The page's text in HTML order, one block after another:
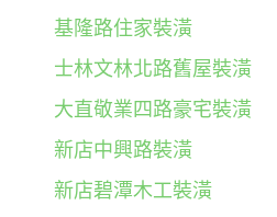
基隆路住家裝潢
士林文林北路舊屋裝潢
大直敬業四路豪宅裝潢
新店中興路裝潢
新店碧潭木工裝潢